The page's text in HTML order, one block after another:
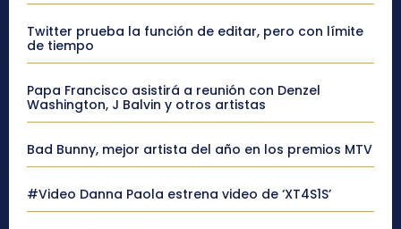
Twitter prueba la función de editar, pero con límite
de tiempo
Papa Francisco asistirá a reunión con Denzel
Washington, J Balvin y otros artistas
Bad Bunny, mejor artista del año en los premios MTV
#Video Danna Paola estrena video de ‘XT4S1S’